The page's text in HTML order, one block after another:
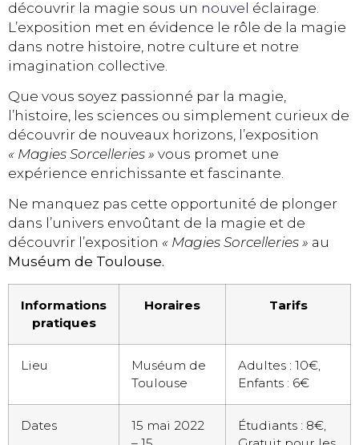
découvrir la magie sous un nouvel éclairage.
L’exposition met en évidence le rôle de la magie
dans notre histoire, notre culture et notre
imagination collective.
Que vous soyez passionné par la magie,
l’histoire, les sciences ou simplement curieux de
découvrir de nouveaux horizons, l’exposition
« Magies Sorcelleries » vous promet une
expérience enrichissante et fascinante.
Ne manquez pas cette opportunité de plonger
dans l’univers envoûtant de la magie et de
découvrir l’exposition « Magies Sorcelleries » au
Muséum de Toulouse.
Informations
pratiques
Horaires Tarifs
Lieu
Muséum de
Toulouse
Adultes : 10€,
Enfants : 6€
Dates
15 mai 2022
Étudiants : 8€,